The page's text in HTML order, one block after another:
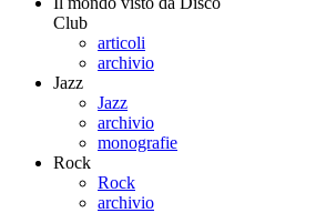
Club
articoli
archivio
Jazz
Jazz
archivio
monografie
Rock
Rock
archivio